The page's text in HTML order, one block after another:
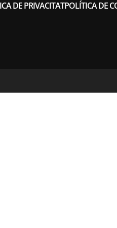
DE PRIVACITATPOLÍTICA DE